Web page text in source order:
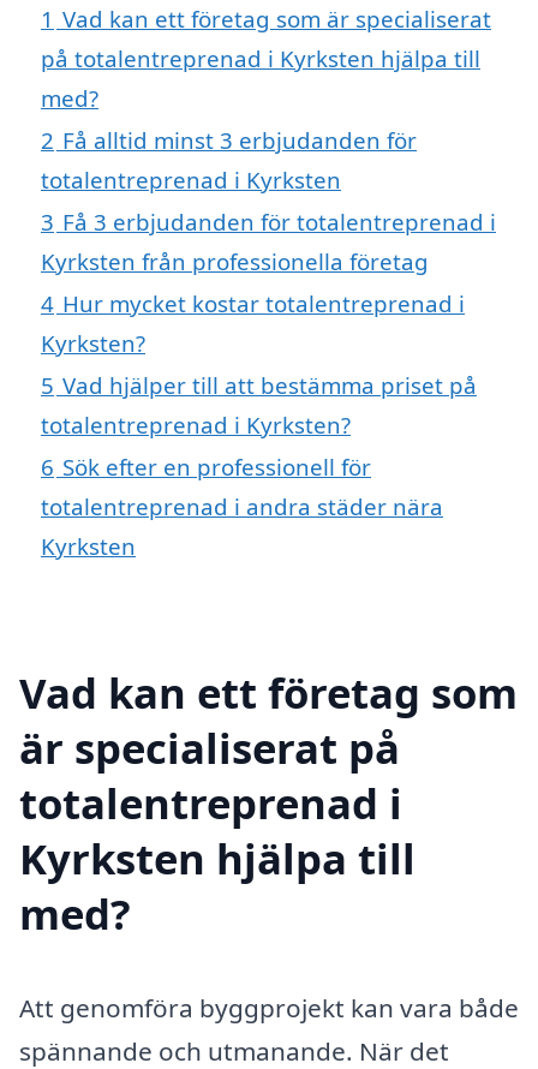
1 Vad kan ett företag som är specialiserat
på totalentreprenad i Kyrksten hjälpa till
med?
2 Få alltid minst 3 erbjudanden för
totalentreprenad i Kyrksten
3 Få 3 erbjudanden för totalentreprenad i
Kyrksten från professionella företag
4 Hur mycket kostar totalentreprenad i
Kyrksten?
5 Vad hjälper till att bestämma priset på
totalentreprenad i Kyrksten?
6 Sök efter en professionell för
totalentreprenad i andra städer nära
Kyrksten
Vad kan ett företag som
är specialiserat på
totalentreprenad i
Kyrksten hjälpa till
med?
Att genomföra byggprojekt kan vara både
spännande och utmanande. När det